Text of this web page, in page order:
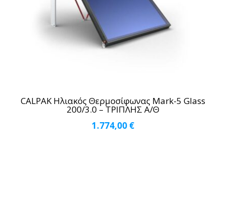
CALPAK Ηλιακός Θερμοσίφωνας Mark-5 Glass
200/3.0 – ΤΡΙΠΛΗΣ Α/Θ
1.774,00 €